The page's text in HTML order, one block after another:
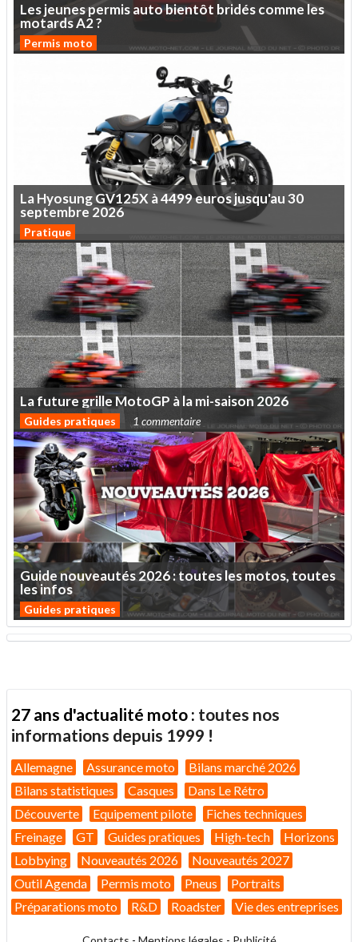
Lesjeunespermisautobientôt bridéscommeles
motardsA2?
Permis moto
LaHyosungGV125X à4499eurosjusqu'au30
septembre2026
Pratique
Lafuturegrille MotoGP àlami-saison 2026
Guides pratiques 1 commentaire
Guidenouveautés2026:touteslesmotos,toutes
lesinfos
Guides pratiques
27 ans d'actualité moto : toutes nos
informations depuis 1999 !
Allemagne Assurance moto
Bilans marché 2026
Bilans statistiques
Casques
Dans Le Rétro
Découverte
Equipement pilote
Fiches techniques
Freinage
GT Guides pratiques High-tech
Horizons
Lobbying
Nouveautés 2026
Nouveautés 2027
Outil Agenda
Permis moto Pneus
Portraits
Préparations moto
R&D Roadster Vie des entreprises